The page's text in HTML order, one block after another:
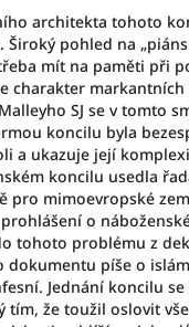
architekta tohoto
pohled na
mít na paměti při
charakter
SJ se v tomto
koncilu byla
a ukazuje její
koncilu usedla
mimoevropské
o
tohoto problému z
dokumentu píše o
Jednání koncilu
tím, že toužil oslovit